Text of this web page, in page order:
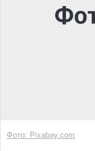
Фото: Pixabay.com